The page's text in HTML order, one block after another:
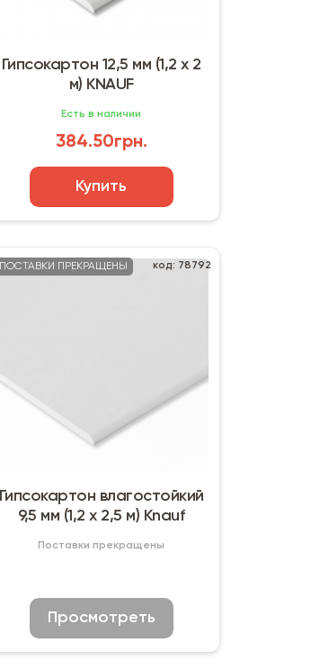
Гипсокартон 12,5 мм (1,2 х 2
м) KNAUF
Есть в наличии
384.50грн.
Купить
ПОСТАВКИ ПРЕКРАЩЕНЫ код: 78792
Гипсокартон влагостойкий
9,5 мм (1,2 х 2,5 м) Knauf
Поставки прекращены
Просмотреть